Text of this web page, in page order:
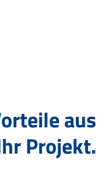
aus
Projekt.